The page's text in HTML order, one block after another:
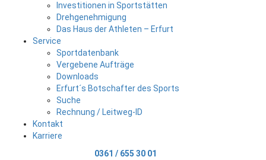
Investitionen in Sportstätten
Drehgenehmigung
Das Haus der Athleten – Erfurt
Service
Sportdatenbank
Vergebene Aufträge
Downloads
Erfurt´s Botschafter des Sports
Suche
Rechnung / Leitweg-ID
Kontakt
Karriere
0361 / 655 30 01